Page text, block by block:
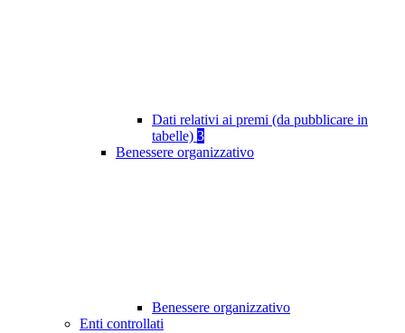
Dati relativi ai premi (da pubblicare in
tabelle) 3
Benessere organizzativo
Benessere organizzativo
Enti controllati